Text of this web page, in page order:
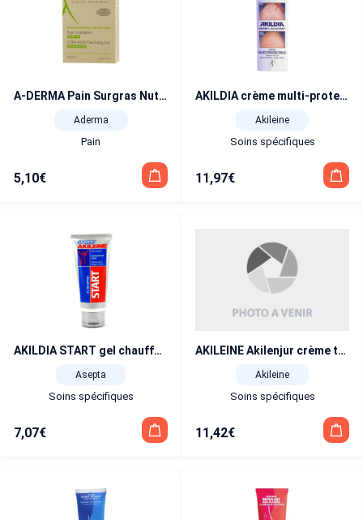
A-DERMA Pain Surgras Nutritif 100 ml
Aderma
Pain
5,10€
AKILDIA crème multi-protectrice tube 75 ml
Akileine
Soins spécifiques
11,97€
AKILDIA START gel chauffant tube 75 ml
Asepta
Soins spécifiques
7,07€
AKILEINE Akilenjur crème tube 75 ml
Akileine
Soins spécifiques
11,42€